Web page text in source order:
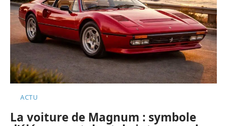
ACTU
La voiture de Magnum : symbole